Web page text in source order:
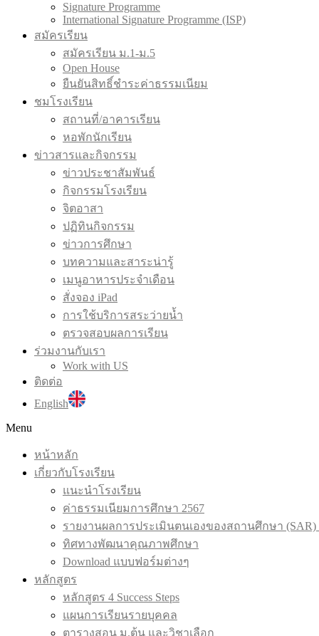
Signature Programme
International Signature Programme (ISP)
สมัครเรียน
สมัครเรียน ม.1-ม.5
Open House
ยืนยันสิทธิ์ชำระค่าธรรมเนียม
ชมโรงเรียน
สถานที่/อาคารเรียน
หอพักนักเรียน
ข่าวสารและกิจกรรม
ข่าวประชาสัมพันธ์
กิจกรรมโรงเรียน
จิตอาสา
ปฏิทินกิจกรรม
ข่าวการศึกษา
บทความและสาระน่ารู้
เมนูอาหารประจำเดือน
สั่งจอง iPad
การใช้บริการสระว่ายน้ำ
ตรวจสอบผลการเรียน
ร่วมงานกับเรา
Work with US
ติดต่อ
English
Menu
หน้าหลัก
เกี่ยวกับโรงเรียน
แนะนำโรงเรียน
ค่าธรรมเนียมการศึกษา 2567
รายงานผลการประเมินตนเองของสถานศึกษา (SAR)
ทิศทางพัฒนาคุณภาพศึกษา
Download แบบฟอร์มต่างๆ
หลักสูตร
หลักสูตร 4 Success Steps
แผนการเรียนรายบุคคล
ตารางสอน ม.ต้น และวิชาเลือก